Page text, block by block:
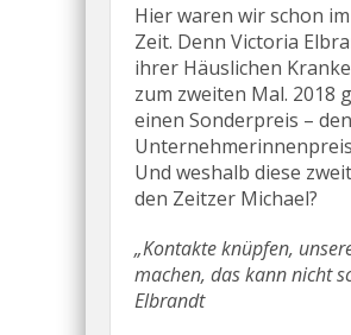
Hier waren wir schon
Zeit. Denn Victoria
ihrer Häuslichen
zum zweiten Mal. 2018
einen Sonderpreis – den
Und weshalb diese
den Zeitzer Michael?
„Kontakte knüpfen,
machen, das kann nicht
Elbrandt